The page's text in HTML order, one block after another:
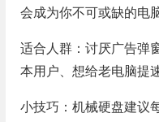
会成为你不可或缺的电
适合人群：讨厌广告弹
本用户、想给老电脑提
小技巧：机械硬盘建议